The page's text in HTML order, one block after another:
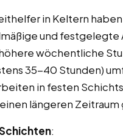
in Keltern
und festgelegte
wöchentliche
35-40 Stunden)
in festen
längeren Zeitraum
: